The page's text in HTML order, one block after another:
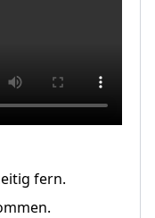
fern.